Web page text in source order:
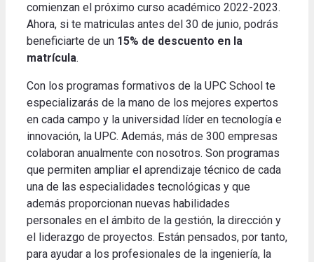
comienzan el próximo curso académico 2022-2023.
Ahora, si te matriculas antes del 30 de junio, podrás
beneficiarte de un 15% de descuento en la
matrícula.
Con los programas formativos de la UPC School te
especializarás de la mano de los mejores expertos
en cada campo y la universidad líder en tecnología e
innovación, la UPC. Además, más de 300 empresas
colaboran anualmente con nosotros. Son programas
que permiten ampliar el aprendizaje técnico de cada
una de las especialidades tecnológicas y que
además proporcionan nuevas habilidades
personales en el ámbito de la gestión, la dirección y
el liderazgo de proyectos. Están pensados, por tanto,
para ayudar a los profesionales de la ingeniería, la